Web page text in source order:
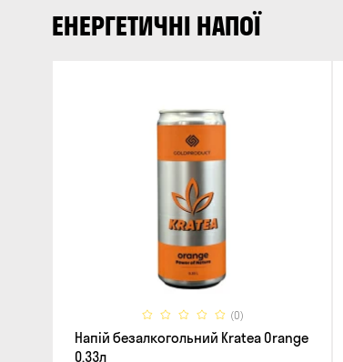
ЕНЕРГЕТИЧНІ НАПОЇ
(0)
Напій безалкогольний Kratea Orange
0.33л